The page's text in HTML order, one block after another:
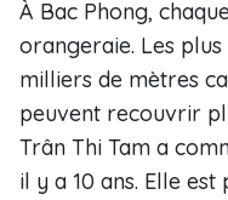
À Bac Phong,
orangeraie. Les
milliers de mètres
peuvent recouvrir
Trân Thi Tam a
il y a 10 ans. Elle